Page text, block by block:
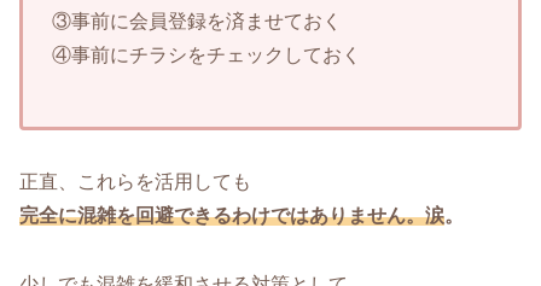
③事前に会員登録を済ませておく
④事前にチラシをチェックしておく
正直、これらを活用しても
完全に混雑を回避できるわけではありません。涙。